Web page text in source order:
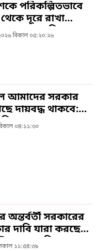
পরিকল্পিতভাবে
দূরে রাখা
আমির
বিকাল ০৫:২০:২৬
আমাদের সরকার
দায়বদ্ধ থাকবে:
০৪:১১:৩০
অন্তর্বর্তী সরকারের
দাবি যারা করছেন
প্রেস সচিব
১১:৫৪:৩৯